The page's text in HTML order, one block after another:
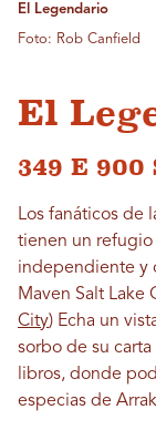
El Legendario
Foto: Rob Canfield
El
349 E
Los fanáticos de
tienen un refugio
independiente y
Maven Salt Lake
City) Echa un
sorbo de su
libros, donde
especias de